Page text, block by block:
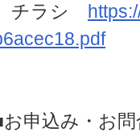
チラシ
お申込み・お